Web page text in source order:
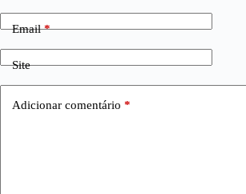
Email*
Site
Adicionar comentário *